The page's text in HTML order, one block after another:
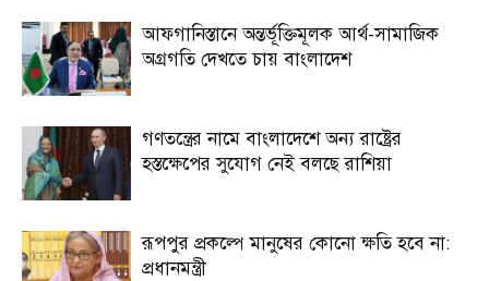
আফগানিস্তানে অন্তর্ভূক্তিমূলক আর্থ-সামাজিক
অগ্রগতি দেখতে চায় বাংলাদেশ
গণতন্ত্রের নামে বাংলাদেশে অন্য রাষ্ট্রের
হস্তক্ষেপের সুযোগ নেই বলছে রাশিয়া
রূপপুর প্রকল্পে মানুষের কোনো ক্ষতি হবে না:
প্রধানমন্ত্রী